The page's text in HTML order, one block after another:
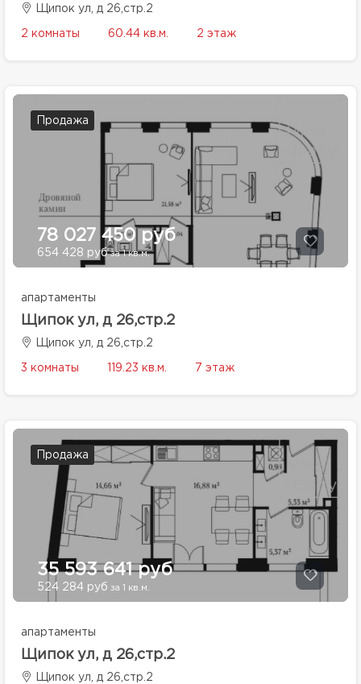
Щипок ул, д 26,стр.2
2 комнаты 60.44 кв.м. 2 этаж
Продажа
78 027 450 руб
654 428 рубза 1 кв.м.
апартаменты
Щипок ул, д 26,стр.2
Щипок ул, д 26,стр.2
3 комнаты 119.23 кв.м. 7 этаж
Продажа
35 593 641 руб
524 284 руб за 1 кв.м.
апартаменты
Щипок ул, д 26,стр.2
Щипок ул, д 26,стр.2